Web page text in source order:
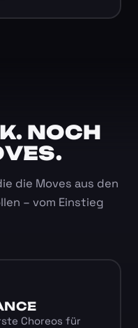
NOCH
die Moves aus den
– vom Einstieg
Choreos für